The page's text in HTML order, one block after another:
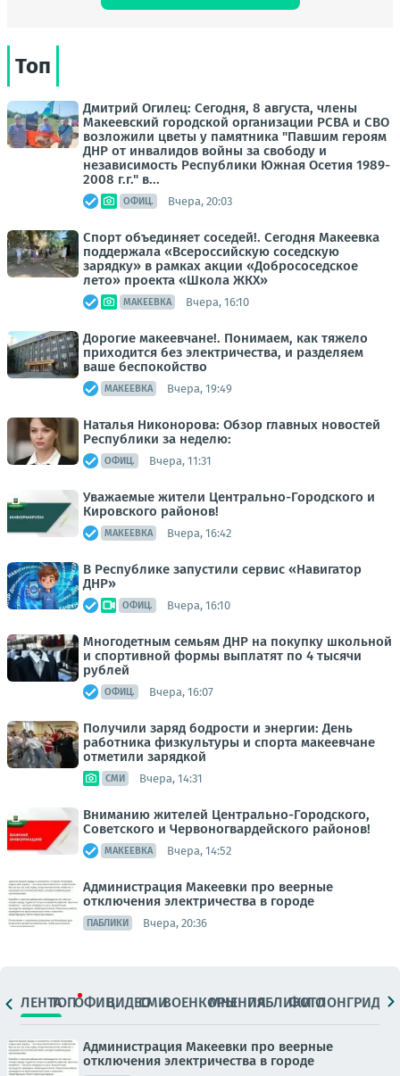
Топ
Дмитрий Огилец: Сегодня, 8 августа, члены
Макеевский городской организации РСВА и СВО
возложили цветы у памятника "Павшим героям
ДНР от инвалидов войны за свободу и
независимость Республики Южная Осетия 1989-
2008 г.г." в...
ОФИЦ. Вчера, 20:03
Спорт объединяет соседей!. Сегодня Макеевка
поддержала «Всероссийскую соседскую
зарядку» в рамках акции «Добрососедское
лето» проекта «Школа ЖКХ»
МАКЕЕВКА Вчера, 16:10
Дорогие макеевчане!. Понимаем, как тяжело
приходится без электричества, и разделяем
ваше беспокойство
МАКЕЕВКА Вчера, 19:49
Наталья Никонорова: Обзор главных новостей
Республики за неделю:
ОФИЦ. Вчера, 11:31
Уважаемые жители Центрально-Городского и
Кировского районов!
МАКЕЕВКА Вчера, 16:42
В Республике запустили сервис «Навигатор
ДНР»
ОФИЦ. Вчера, 16:10
Многодетным семьям ДНР на покупку школьной
и спортивной формы выплатят по 4 тысячи
рублей
ОФИЦ. Вчера, 16:07
Получили заряд бодрости и энергии: День
работника физкультуры и спорта макеевчане
отметили зарядкой
СМИ Вчера, 14:31
Вниманию жителей Центрально-Городского,
Советского и Червоногвардейского районов!
МАКЕЕВКА Вчера, 14:52
Администрация Макеевки про веерные
отключения электричества в городе
ПАБЛИКИ Вчера, 20:36
ЛЕНТАТОПОФИЦ.ВИДЕОСМИВОЕНКОРЫМНЕНИЯПАБЛИКИ
ФОТОЛОНГРИДЫ
Администрация Макеевки про веерные
отключения электричества в городе